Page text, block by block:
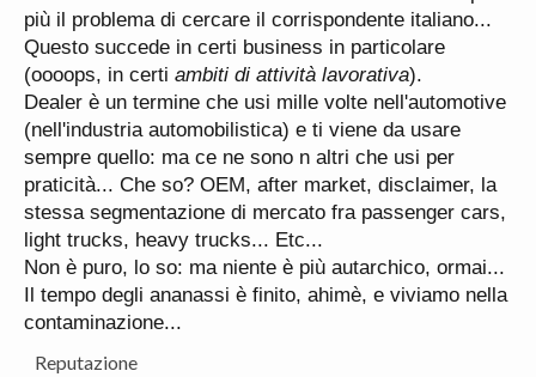
più il problema di cercare il corrispondente italiano...
Questo succede in certi business in particolare
(oooops, in certi ambiti di attività lavorativa).
Dealer è un termine che usi mille volte nell'automotive
(nell'industria automobilistica) e ti viene da usare
sempre quello: ma ce ne sono n altri che usi per
praticità... Che so? OEM, after market, disclaimer, la
stessa segmentazione di mercato fra passenger cars,
light trucks, heavy trucks... Etc...
Non è puro, lo so: ma niente è più autarchico, ormai...
Il tempo degli ananassi è finito, ahimè, e viviamo nella
contaminazione...
Reputazione